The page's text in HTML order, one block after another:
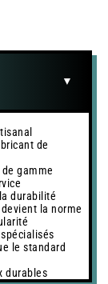
de
gamme
durabilité
la norme
le standard
durables